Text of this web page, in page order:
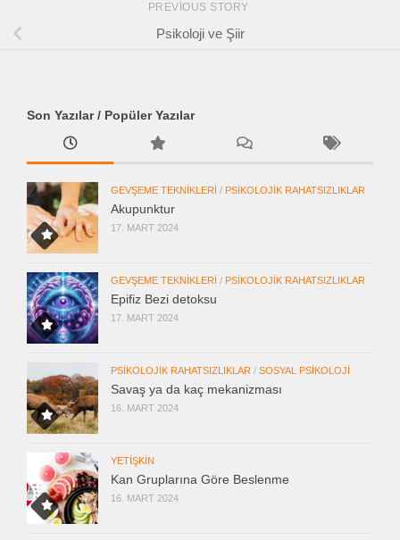
PREVIOUS STORY
Psikoloji ve Şiir
Son Yazılar / Popüler Yazılar
GEVŞEME TEKNIKLERI / PSIKOLOJIK RAHATSIZLIKLAR
Akupunktur
17. MART 2024
GEVŞEME TEKNIKLERI / PSIKOLOJIK RAHATSIZLIKLAR
Epifiz Bezi detoksu
17. MART 2024
PSIKOLOJIK RAHATSIZLIKLAR / SOSYAL PSIKOLOJI
Savaş ya da kaç mekanizması
16. MART 2024
YETIŞKIN
Kan Gruplarına Göre Beslenme
16. MART 2024